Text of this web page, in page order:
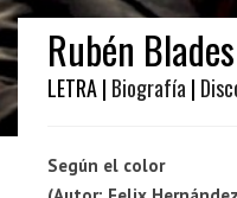
Rubén Blades
LETRA | Biografía |
Según el color